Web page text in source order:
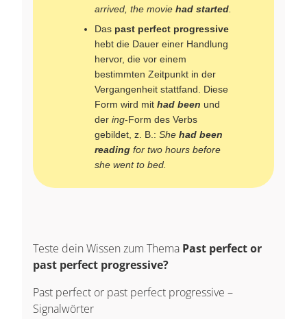
arrived, the movie had started
Das past perfect progressive
hebt die Dauer einer Handlung
hervor, die vor einem
bestimmten Zeitpunkt in der
Vergangenheit stattfand. Diese
Form wird mit had been und
der ing-Form des Verbs
gebildet, z. B.: She had been
reading for two hours before
she went to bed.
Teste dein Wissen zum Thema Past perfect or
past perfect progressive?
Past perfect or past perfect progressive –
Signalwörter